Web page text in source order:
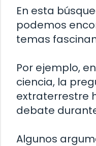
En esta
podemos
temas
Por ejemplo,
ciencia, la
extraterrestre
debate
Algunos